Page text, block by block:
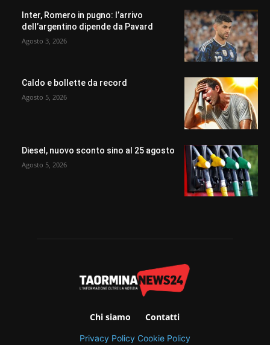
Inter, Romero in pugno: l’arrivo
dell’argentino dipende da Pavard
Agosto 3, 2026
Caldo e bollette da record
Agosto 5, 2026
Diesel, nuovo sconto sino al 25 agosto
Agosto 5, 2026
Chi siamo Contatti
Privacy Policy Cookie Policy